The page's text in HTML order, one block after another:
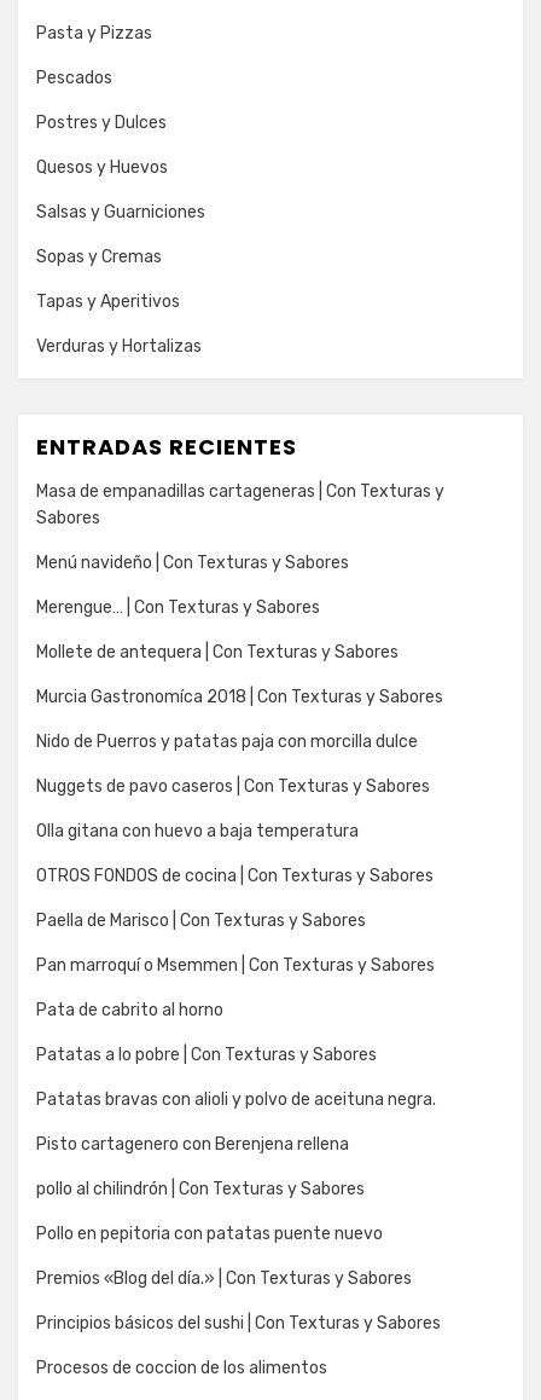
Pasta y Pizzas
Pescados
Postres y Dulces
Quesos y Huevos
Salsas y Guarniciones
Sopas y Cremas
Tapas y Aperitivos
Verduras y Hortalizas
ENTRADAS RECIENTES
Masa de empanadillas cartageneras | Con Texturas y
Sabores
Menú navideño | Con Texturas y Sabores
Merengue… | Con Texturas y Sabores
Mollete de antequera | Con Texturas y Sabores
Murcia Gastronomíca 2018 | Con Texturas y Sabores
Nido de Puerros y patatas paja con morcilla dulce
Nuggets de pavo caseros | Con Texturas y Sabores
Olla gitana con huevo a baja temperatura
OTROS FONDOS de cocina | Con Texturas y Sabores
Paella de Marisco | Con Texturas y Sabores
Pan marroquí o Msemmen | Con Texturas y Sabores
Pata de cabrito al horno
Patatas a lo pobre | Con Texturas y Sabores
Patatas bravas con alioli y polvo de aceituna negra.
Pisto cartagenero con Berenjena rellena
pollo al chilindrón | Con Texturas y Sabores
Pollo en pepitoria con patatas puente nuevo
Premios «Blog del día.» | Con Texturas y Sabores
Principios básicos del sushi | Con Texturas y Sabores
Procesos de coccion de los alimentos